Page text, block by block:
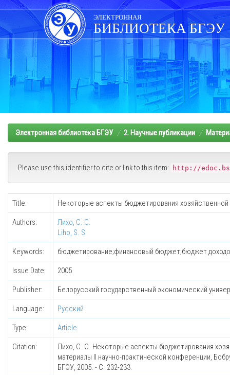
Skip
navigation
ЭЛЕКТРОННАЯ
БИБЛИОТЕКА БГЭУ
Электронная библиотека БГЭУ 2. Научные публикации
Please use this identifier to cite or link to this item: http://
Title: Некоторые аспекты бюджетирования
Authors:
Лихо, С. С.
Liho, S. S.
Keywords: бюджетирование;финансовый бюджет;бюджет
Issue Date: 2005
Publisher: Белорусский государственный экономический
Language: Русский
Type: Article
Citation:
Лихо, С. С. Некоторые аспекты бюджетирования
материалы II научно-практической конференции,
БГЭУ, 2005. - С. 232-233.